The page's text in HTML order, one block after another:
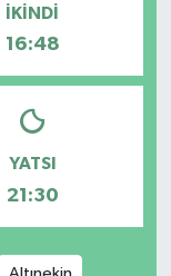
İKINDI
16:48
YATSI
21:30